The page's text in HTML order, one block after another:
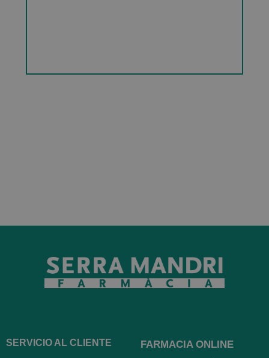
SERVICIO AL CLIENTE FARMACIA ONLINE